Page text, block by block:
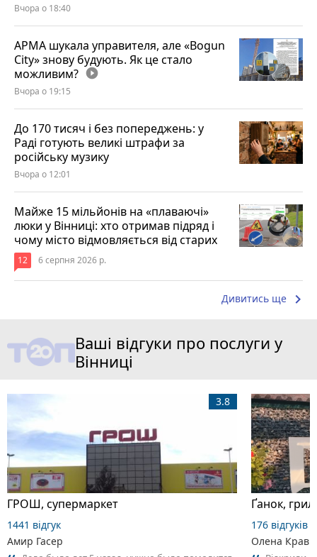
Вчора о 18:40
АРМА шукала управителя, але «Bogun
City» знову будують. Як це стало
можливим? play_circle_filled
Вчора о 19:15
До 170 тисяч і без попереджень: у
Раді готують великі штрафи за
російську музику
Вчора о 12:01
Майже 15 мільйонів на «плаваючі»
люки у Вінниці: хто отримав підряд і
чому місто відмовляється від старих
12 6 серпня 2026 р.
Дивитись ще keyboard_arrow_right
Ваші відгуки про послуги у
Вінниці
ГРОШ, супермаркет
3.8
1441 відгук
Амир Гасер
Ґанок,
176 відгуків
Олена